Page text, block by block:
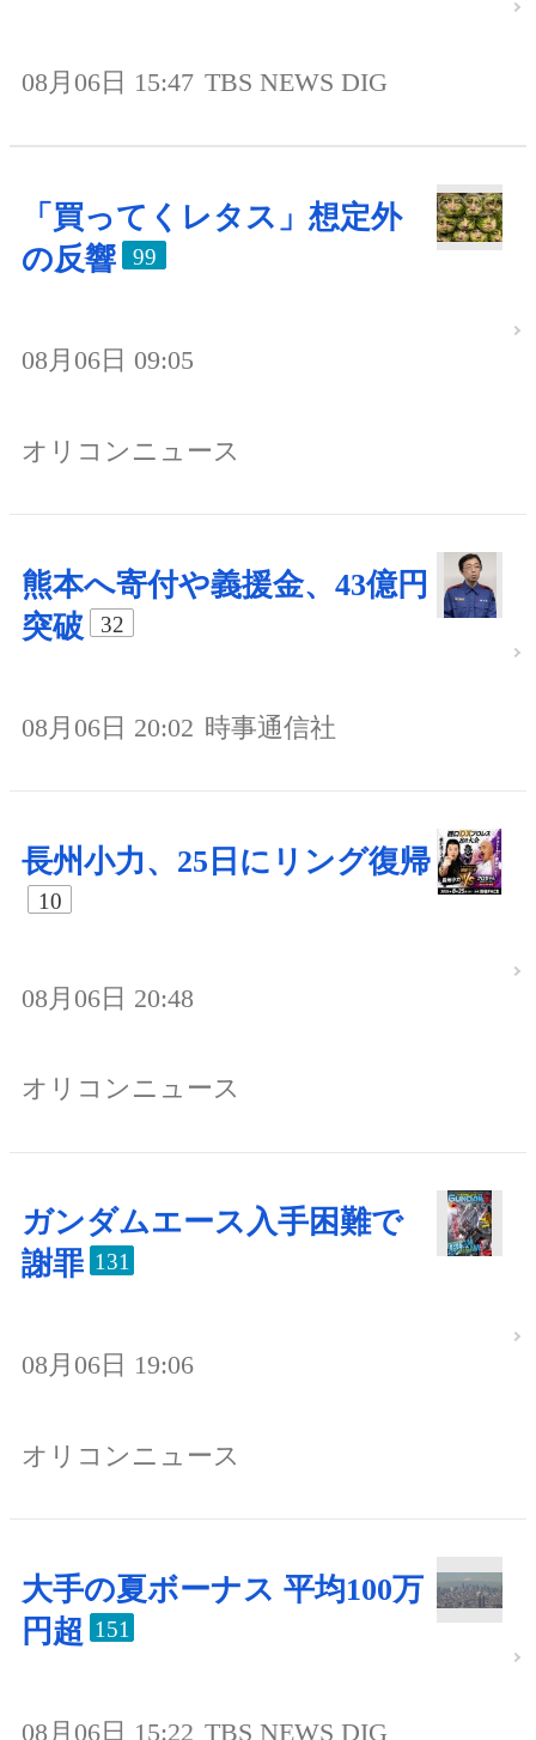
08月06日 15:47 TBS NEWS DIG
「買ってくレタス」想定外
の反響
99
08月06日 09:05
オリコンニュース
熊本へ寄付や義援金、43億円
突破
32
08月06日 20:02 時事通信社
長州小力、25日にリング復帰
10
08月06日 20:48
オリコンニュース
ガンダムエース入手困難で
謝罪 131
08月06日 19:06
オリコンニュース
大手の夏ボーナス 平均100万
円超 151
08月06日 15:22 TBS NEWS DIG